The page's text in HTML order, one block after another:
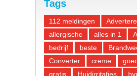
Tags
112 meldingen
allergische
alles in 1
bedrijf
beste
Converter
creme
gratis
Huidirritaties